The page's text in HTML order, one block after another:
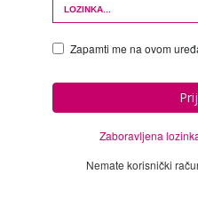
Zapamti me na ovom
Zaboravljena
Nemate korisnički